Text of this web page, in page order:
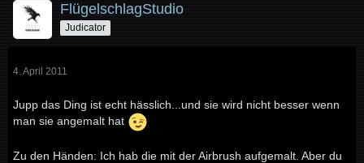
FlügelschlagStudio
Judicator
4. April 2011
Jupp das Ding ist echt hässlich...und sie wird nicht besser wenn
man sie angemalt hat
Zu den Händen: Ich hab die mit der Airbrush aufgemalt. Aber du